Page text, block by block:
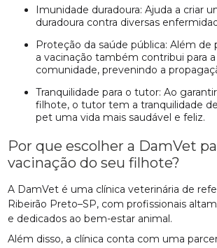
Imunidade duradoura: Ajuda a criar uma imunidade
duradoura contra diversas
Proteção da saúde pública: Além de proteger o animal,
a vacinação também contribui para
comunidade, prevenindo a
Tranquilidade para o tutor: Ao garantir a vacinação do
filhote, o tutor tem a tranquilidade
pet uma vida mais saudável e feliz.
Por que escolher a DamVet
vacinação do seu filhote?
A DamVet é uma clínica veterinária de
Ribeirão Preto–SP, com profissionais
e dedicados ao bem-estar animal.
Além disso, a clínica conta com uma